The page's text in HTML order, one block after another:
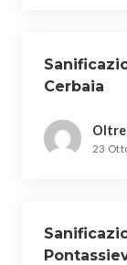
Cerbaia
23